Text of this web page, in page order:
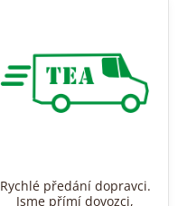
Rychlé předání dopravci.
Jsme přímí dovozci,